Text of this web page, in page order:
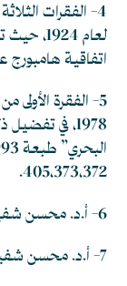
4- الفقرات
لعام
اتفاقية
5- الفقرة
1978، في
405،373،372.
6- أ.د. محسن شفيق “المرجع السابق” ص68.
7- أ.د. محسن شفيق “المرجع السابق” ص91.